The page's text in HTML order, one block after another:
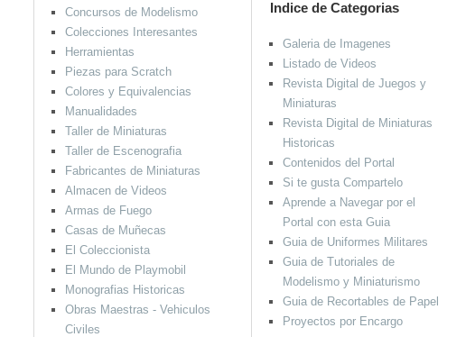
Indice de Categorias
Galeria de Imagenes
Listado de Videos
Revista Digital de Juegos y
Miniaturas
Revista Digital de Miniaturas
Historicas
Contenidos del Portal
Si te gusta Compartelo
Aprende a Navegar por el
Portal con esta Guia
Guia de Uniformes Militares
Guia de Tutoriales de
Modelismo y Miniaturismo
Guia de Recortables de Papel
Proyectos por Encargo
Concursos de Modelismo
Colecciones Interesantes
Herramientas
Piezas para Scratch
Colores y Equivalencias
Manualidades
Taller de Miniaturas
Taller de Escenografia
Fabricantes de Miniaturas
Almacen de Videos
Armas de Fuego
Casas de Muñecas
El Coleccionista
El Mundo de Playmobil
Monografias Historicas
Obras Maestras - Vehiculos
Civiles